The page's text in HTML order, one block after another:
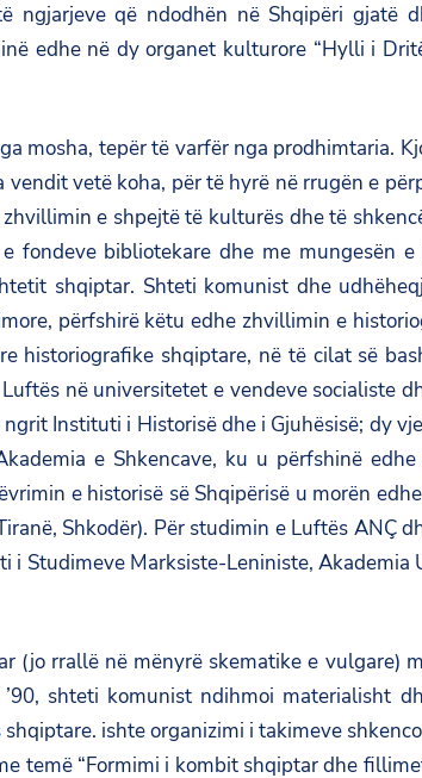
që ndodhën në Shqipëri gjatë
edhe në dy organet kulturore “Hylli i
mosha, tepër të varfër nga prodhimtaria.
vetë koha, për të hyrë në rrugën e
e shpejtë të kulturës dhe të
bibliotekare dhe me mungesën
shqiptar. Shteti komunist dhe
përfshirë këtu edhe zhvillimin e
historiografike shqiptare, në të cilat së
në universitetet e vendeve socialiste
Instituti i Historisë dhe i Gjuhësisë; dy
e Shkencave, ku u përfshinë
e historisë së Shqipërisë u morën
Shkodër). Për studimin e Luftës ANÇ
Studimeve Marksiste-Leniniste, Akademia
(jo rrallë në mënyrë skematike e vulgare)
shteti komunist ndihmoi materialisht
ishte organizimi i takimeve
temë “Formimi i kombit shqiptar dhe